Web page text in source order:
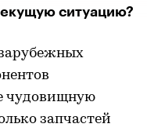
ситуацию?
чудовищную
запчастей